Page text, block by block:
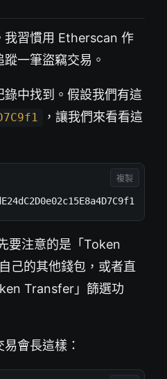
我習慣用 Etherscan 作
一筆盜竊交易。
中找到。假設我們有這
，讓我們來看看這
複製
要注意的是「Token
己的其他錢包，或者直
Transfer」篩選功
會長這樣：